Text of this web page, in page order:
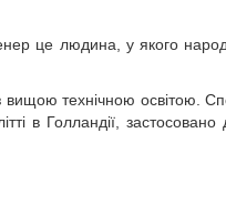
це людина, у якого
технічною освітою.
в Голландії, застосовано